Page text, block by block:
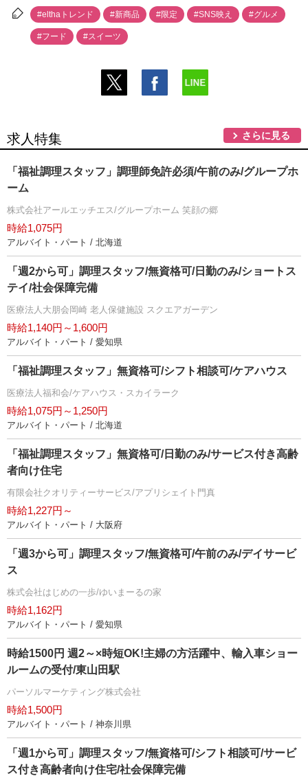
#elthaトレンド #新商品 #限定 #SNS映え #グルメ
#フード #スイーツ
求人特集 さらに見る
「福祉調理スタッフ」調理師免許必須/午前のみ/グループホ
ーム
株式会社アールエッチエス/グループホーム 笑顔の郷
時給1,075円
アルバイト・パート / 北海道
「週2から可」調理スタッフ/無資格可/日勤のみ/ショートス
テイ/社会保障完備
医療法人大朋会岡崎 老人保健施設 スクエアガーデン
時給1,140円～1,600円
アルバイト・パート / 愛知県
「福祉調理スタッフ」無資格可/シフト相談可/ケアハウス
医療法人福和会/ケアハウス・スカイラーク
時給1,075円～1,250円
アルバイト・パート / 北海道
「福祉調理スタッフ」無資格可/日勤のみ/サービス付き高齢
者向け住宅
有限会社クオリティーサービス/アプリシェイト門真
時給1,227円～
アルバイト・パート / 大阪府
「週3から可」調理スタッフ/無資格可/午前のみ/デイサービ
ス
株式会社はじめの一歩/ゆいまーるの家
時給1,162円
アルバイト・パート / 愛知県
時給1500円 週2～×時短OK!主婦の方活躍中、輸入車ショー
ルームの受付/東山田駅
パーソルマーケティング株式会社
時給1,500円
アルバイト・パート / 神奈川県
「週1から可」調理スタッフ/無資格可/シフト相談可/サービ
ス付き高齢者向け住宅/社会保障完備